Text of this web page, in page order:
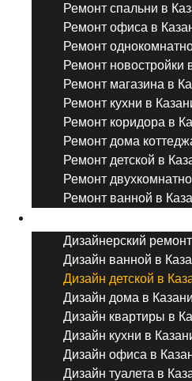
Ремонт спальни в
Ремонт офиса в
Ремонт
Ремонт новостройки
Ремонт магазина в
Ремонт кухни в
Ремонт коридора в
Ремонт дома
Ремонт детской в
Ремонт
Ремонт ванной в
Дизайнерский
Дизайн ванной в
Дизайн детской в
Дизайн дома в Казани
Дизайн квартиры в
Дизайн кухни в
Дизайн офиса в
Дизайн туалета в